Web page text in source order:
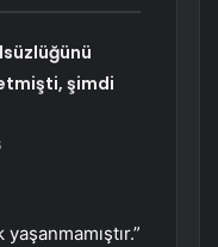
şimdi